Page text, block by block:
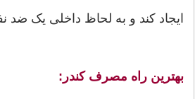
ایجاد کند و به لحاظ داخلی یک
بهترین راه مصرف کندر: